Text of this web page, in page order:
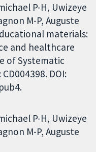
P-H, Uwizeye
M-P, Auguste
materials:
and healthcare
of Systematic
DOI:
P-H Uwizeye
M-P Auguste